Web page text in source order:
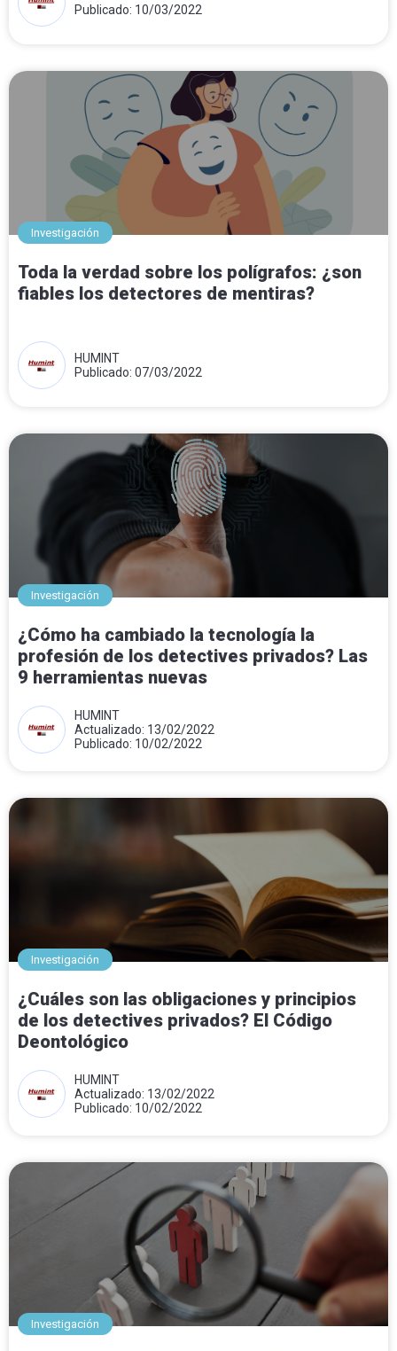
Publicado: 10/03/2022
Investigación
Toda la verdad sobre los polígrafos: ¿son
fiables los detectores de mentiras?
HUMINT
Publicado: 07/03/2022
Investigación
¿Cómo ha cambiado la tecnología la
profesión de los detectives privados? Las
9 herramientas nuevas
HUMINT
Actualizado: 13/02/2022
Publicado: 10/02/2022
Investigación
¿Cuáles son las obligaciones y principios
de los detectives privados? El Código
Deontológico
HUMINT
Actualizado: 13/02/2022
Publicado: 10/02/2022
Investigación